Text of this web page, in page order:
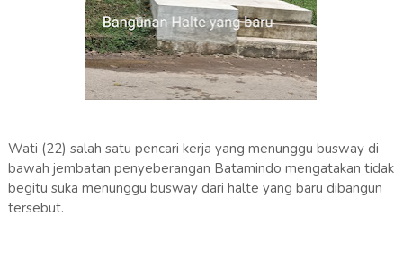
Wati (22) salah satu pencari kerja yang menunggu busway di
bawah jembatan penyeberangan Batamindo mengatakan tidak
begitu suka menunggu busway dari halte yang baru dibangun
tersebut.